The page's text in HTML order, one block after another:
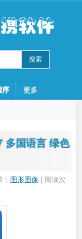
序 更多
国语言 绿色
图形图像 | 阅读次